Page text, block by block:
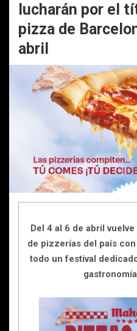
lucharán por el
pizza de
abril
Del 4 al 6 de abril
de pizzerías del país
todo un festival